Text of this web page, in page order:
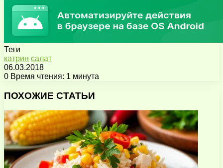
Теги
катрин салат
06.03.2018
0 Время чтения: 1 минута
через
почту
ПОХОЖИЕ СТАТЬИ